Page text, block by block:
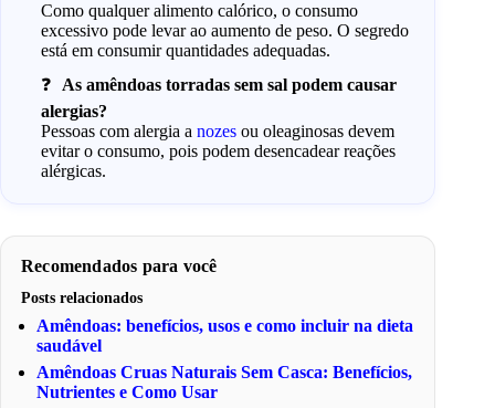
Como qualquer alimento calórico, o consumo
excessivo pode levar ao aumento de peso. O segredo
está em consumir quantidades adequadas.
As amêndoas torradas sem sal podem causar
alergias?
Pessoas com alergia anozes ou oleaginosas devem
evitar o consumo, pois podem desencadear reações
alérgicas.
Recomendados para você
Posts relacionados
Amêndoas: benefícios, usos e como incluir na dieta
saudável
Amêndoas Cruas Naturais Sem Casca: Benefícios,
Nutrientes e Como Usar